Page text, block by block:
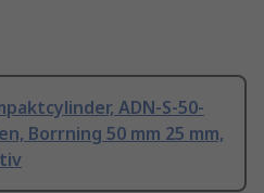
ADN-S-50-
Borrning 50 mm 25 mm,